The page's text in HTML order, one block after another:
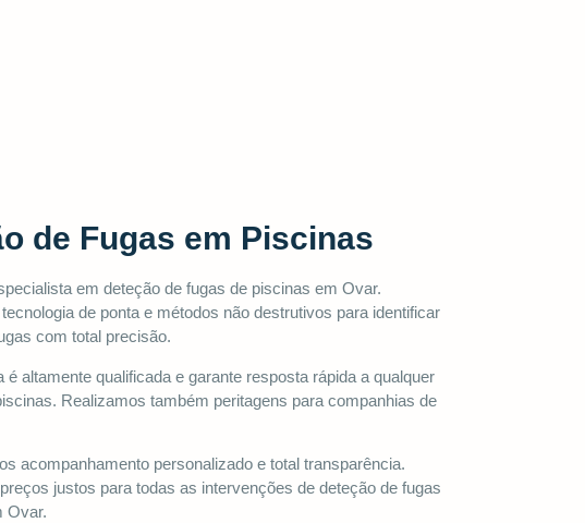
de Fugas em Piscinas
em deteção de fugas de piscinas em Ovar.
de ponta e métodos não destrutivos para identificar
com total precisão.
é altamente qualificada e garante resposta rápida a qualquer
Realizamos também peritagens para companhias de
acompanhamento personalizado e total transparência.
justos para todas as intervenções de deteção de fugas
Ovar.